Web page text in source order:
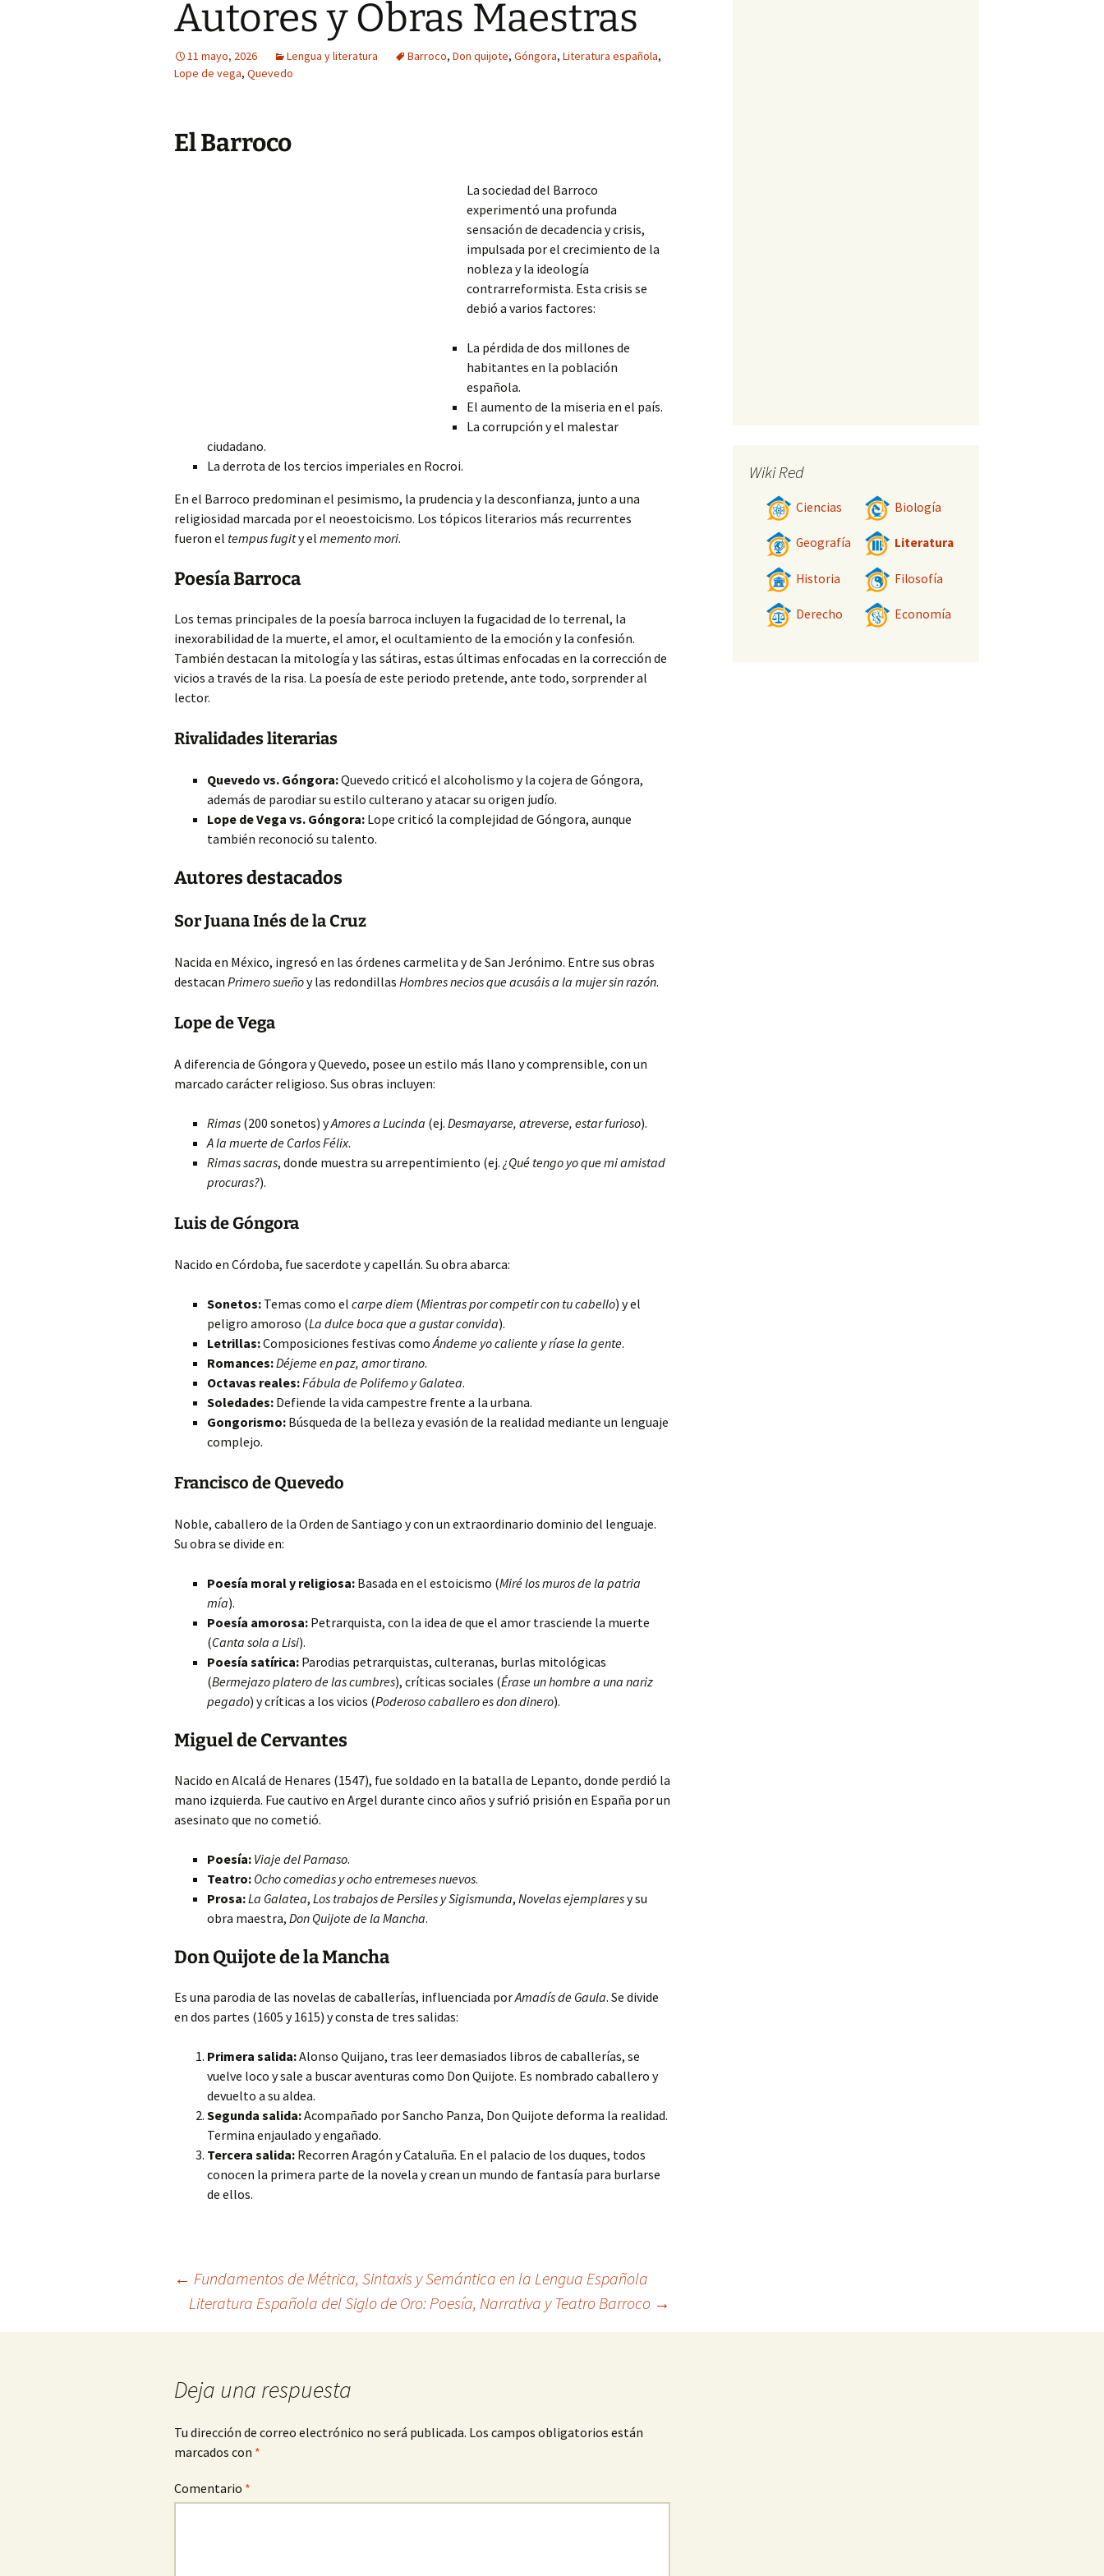
Autores y Obras Maestras
11 mayo, 2026 Lengua y literatura Barroco, Don quijote, Góngora, Literatura española,
Lope de vega, Quevedo
El Barroco
La sociedad del Barroco
experimentó una profunda
sensación de decadencia y crisis,
impulsada por el crecimiento de la
nobleza y la ideología
contrarreformista. Esta crisis se
debió a varios factores:
La pérdida de dos millones de
habitantes en la población
española.
El aumento de la miseria en el país.
La corrupción y el malestar
ciudadano.
La derrota de los tercios imperiales en Rocroi.
En el Barroco predominan el pesimismo, la prudencia y la desconfianza, junto a una
religiosidad marcada por el neoestoicismo. Los tópicos literarios más recurrentes
fueron el tempus fugity el memento mori.
Poesía Barroca
Los temas principales de la poesía barroca incluyen la fugacidad de lo terrenal, la
inexorabilidad de la muerte, el amor, el ocultamiento de la emoción y la confesión.
También destacan la mitología y las sátiras, estas últimas enfocadas en la corrección de
vicios a través de la risa. La poesía de este periodo pretende, ante todo, sorprender al
lector.
Rivalidades literarias
Quevedo vs. Góngora:Quevedo criticó el alcoholismo y la cojera de Góngora,
además de parodiar su estilo culterano y atacar su origen judío.
Lope de Vega vs. Góngora: Lope criticó la complejidad de Góngora, aunque
también reconoció su talento.
Autores destacados
Sor Juana Inés de la Cruz
Nacida en México, ingresó en las órdenes carmelita y de San Jerónimo. Entre sus obras
destacan Primero sueñoy las redondillas Hombres necios que acusáis a la mujer sin razón.
Lope de Vega
A diferencia de Góngora y Quevedo, posee un estilo más llano y comprensible, con un
marcado carácter religioso. Sus obras incluyen:
Rimas (200 sonetos) yAmores a Lucinda (ej. Desmayarse, atreverse, estar furioso).
A la muerte de Carlos Félix.
Rimas sacras, donde muestra su arrepentimiento (ej. ¿Qué tengo yo que mi amistad
procuras?).
Luis de Góngora
Nacido en Córdoba, fue sacerdote y capellán. Su obra abarca:
Sonetos: Temas como el carpe diem (Mientras por competir con tu cabello) y el
peligro amoroso (La dulce boca que a gustar convida).
Letrillas:Composiciones festivas comoÁndeme yo caliente y ríase la gente.
Romances:Déjeme en paz, amor tirano.
Octavas reales:Fábula de Polifemo y Galatea.
Soledades: Defiende la vida campestre frente a la urbana.
Gongorismo: Búsqueda de la belleza y evasión de la realidad mediante un lenguaje
complejo.
Francisco de Quevedo
Noble, caballero de la Orden de Santiago y con un extraordinario dominio del lenguaje.
Su obra se divide en:
Poesía moral y religiosa: Basada en el estoicismo (Miré los muros de la patria
mía).
Poesía amorosa: Petrarquista, con la idea de que el amor trasciende la muerte
(Canta sola a Lisi).
Poesía satírica: Parodias petrarquistas, culteranas, burlas mitológicas
(Bermejazo platero de las cumbres), críticas sociales (Érase un hombre a una nariz
pegado) y críticas a los vicios (Poderoso caballero es don dinero).
Miguel de Cervantes
Nacido en Alcalá de Henares (1547), fue soldado en la batalla de Lepanto, donde perdió la
mano izquierda. Fue cautivo en Argel durante cinco años y sufrió prisión en España por un
asesinato que no cometió.
Poesía: Viaje del Parnaso.
Teatro: Ocho comedias y ocho entremeses nuevos.
Prosa:La Galatea, Los trabajos de Persiles y Sigismunda, Novelas ejemplaresy su
obra maestra, Don Quijote de la Mancha.
Don Quijote de la Mancha
Es una parodia de las novelas de caballerías, influenciada porAmadís de Gaula. Se divide
en dos partes (1605 y 1615) y consta de tres salidas:
Primera salida:Alonso Quijano, tras leer demasiados libros de caballerías, se
vuelve loco y sale a buscar aventuras como Don Quijote. Es nombrado caballero y
devuelto a su aldea.
Segunda salida:Acompañado por Sancho Panza, Don Quijote deforma la realidad.
Termina enjaulado y engañado.
Tercera salida: Recorren Aragón y Cataluña. En el palacio de los duques, todos
conocen la primera parte de la novela y crean un mundo de fantasía para burlarse
de ellos.
Navegación
de
← Fundamentos de Métrica, Sintaxis y Semántica en la Lengua Española
Literatura Española del Siglo de Oro: Poesía, Narrativa y Teatro Barroco →
Deja una respuesta
Tu dirección de correo electrónico no será publicada. Los campos obligatorios están
marcados con *
Comentario *
Wiki Red
Ciencias Biología
Geografía Literatura
Historia Filosofía
Derecho Economía